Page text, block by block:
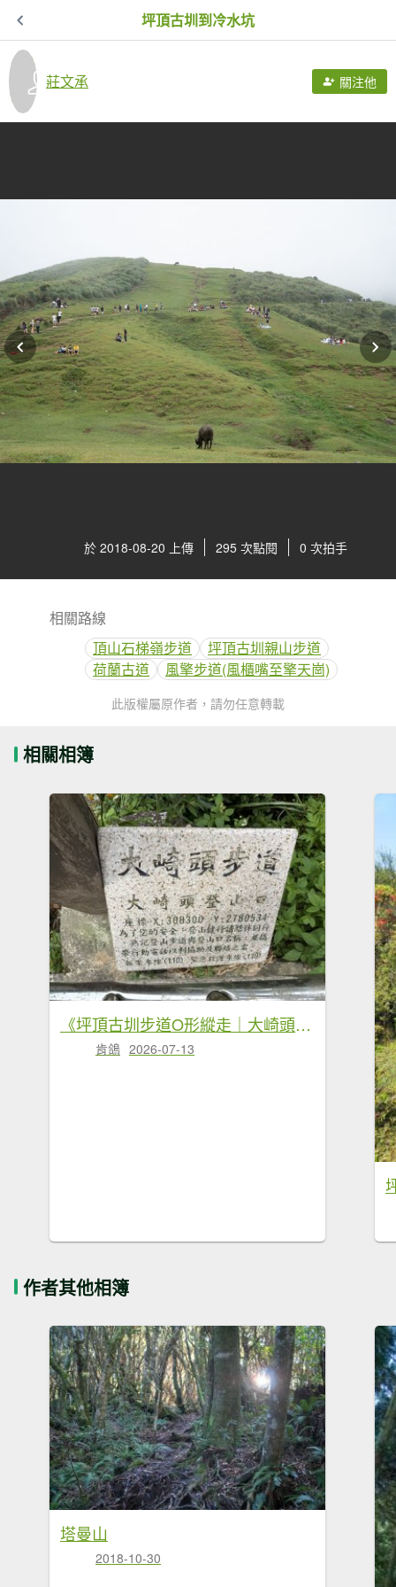
坪頂古圳到冷水坑
莊文承 關注他
於 2018-08-20 上傳 295 次點閱 0 次拍手
相關路線
頂山石梯嶺步道
坪頂古圳親山步道
荷蘭古道
風擎步道(風櫃嘴至擎天崗)
此版權屬原作者，請勿任意轉載
相關相簿
《坪頂古圳步道O形縱走｜大崎頭梯田、竹林秘境，夏日最涼的水圳步道》
肯鴿 2026-07-13
作者其他相簿
塔曼山
2018-10-30